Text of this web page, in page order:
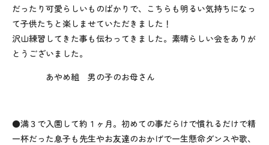
だったり可愛らしいものばかりで、こちらも明るい気持ちになっ
て子供たちと楽しませていただきました！
沢山練習してきた事も伝わってきました。素晴らしい会をありが
とうございました。
あやめ組 男の子のお母さん
●満３で入園して約１ヶ月。初めての事だらけで慣れるだけで精
一杯だった息子も先生やお友達のおかげで一生懸命ダンスや歌、